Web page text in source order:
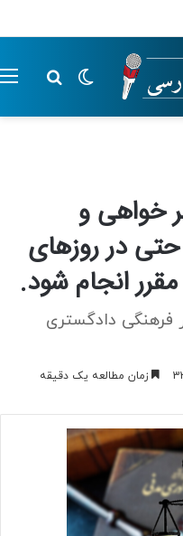
پایان تابستان 1405
تغییر پوسته
خواهی و
در روزهای
انجام شود.
فرهنگی دادگستری
زمان مطالعه یک دقیقه